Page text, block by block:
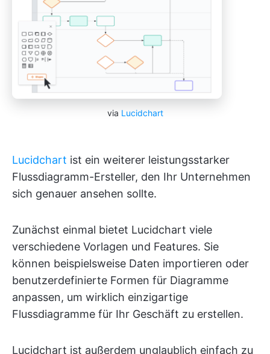
via Lucidchart
Lucidchart ist ein weiterer leistungsstarker
Flussdiagramm-Ersteller, den Ihr Unternehmen
sich genauer ansehen sollte.
Zunächst einmal bietet Lucidchart viele
verschiedene Vorlagen und Features. Sie
können beispielsweise Daten importieren oder
benutzerdefinierte Formen für Diagramme
anpassen, um wirklich einzigartige
Flussdiagramme für Ihr Geschäft zu erstellen.
Lucidchart ist außerdem unglaublich einfach zu